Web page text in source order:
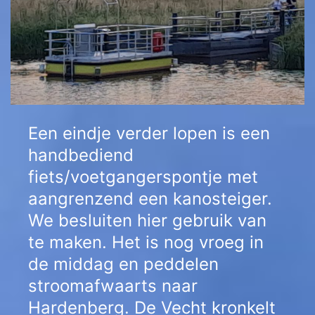
Een eindje verder lopen is een
handbediend
fiets/voetgangerspontje met
aangrenzend een kanosteiger.
We besluiten hier gebruik van
te maken. Het is nog vroeg in
de middag en peddelen
stroomafwaarts naar
Hardenberg. De Vecht kronkelt